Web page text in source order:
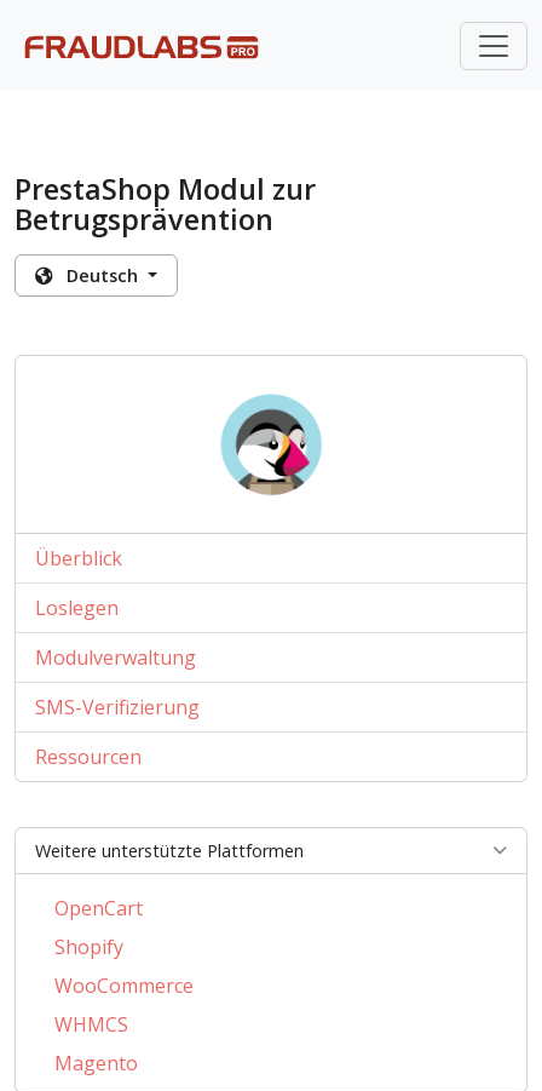
PrestaShop Modul zur
Betrugsprävention
Deutsch
Überblick
Loslegen
Modulverwaltung
SMS-Verifizierung
Ressourcen
Weitere unterstützte Plattformen
OpenCart
Shopify
WooCommerce
WHMCS
Magento